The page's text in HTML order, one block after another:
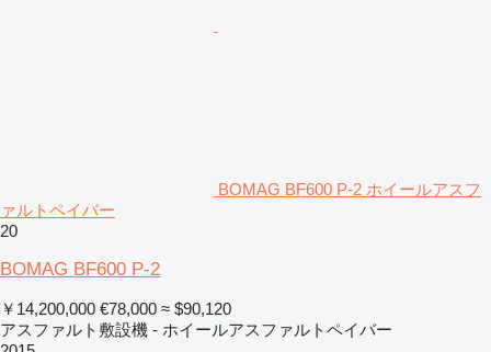
BOMAG BF600 P-2 ホイールアスフ
ァルトペイバー
20
BOMAG BF600 P-2
￥14,200,000 €78,000 ≈ $90,120
アスファルト敷設機 - ホイールアスファルトペイバー